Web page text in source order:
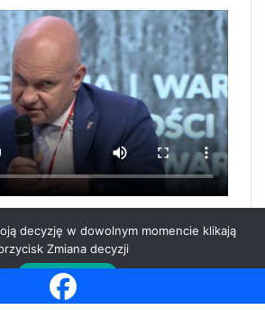
Center World
decyzję w dowolnym momencie klikają
Zmiana decyzji
Zmiana decyzji